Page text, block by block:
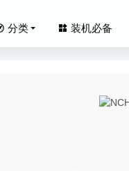
分类 装机必备